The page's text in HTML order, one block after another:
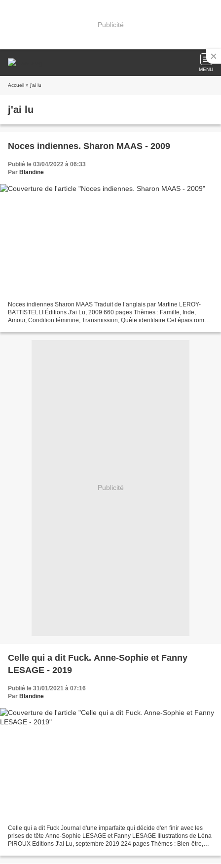
Publicité
MENU
Accueil » j'ai lu
j'ai lu
Noces indiennes. Sharon MAAS - 2009
Publié le 03/04/2022 à 06:33
Par Blandine
Noces indiennes Sharon MAAS Traduit de l’anglais par Martine LEROY-
BATTISTELLI Éditions J'ai Lu, 2009 660 pages Thèmes : Famille, Inde,
Amour, Condition féminine, Transmission, Quête identitaire Cet épais roman,
Publicité
Celle qui a dit Fuck. Anne-Sophie et Fanny
LESAGE - 2019
Publié le 31/01/2021 à 07:16
Par Blandine
Celle qui a dit Fuck Journal d'une imparfaite qui décide d'en finir avec les
prises de tête Anne-Sophie LESAGE et Fanny LESAGE Illustrations de Léna
PIROUX Editions J'ai Lu, septembre 2019 224 pages Thèmes : Bien-être,